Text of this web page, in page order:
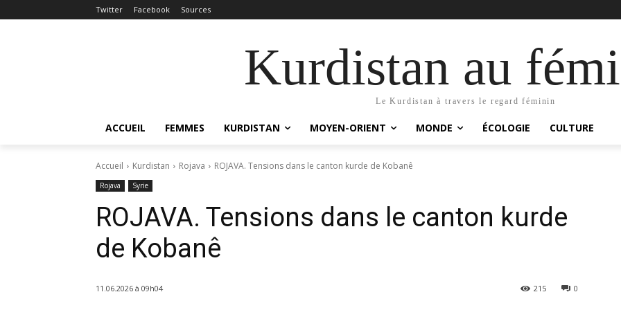
Twitter Facebook Sources
Kurdistan au
Le Kurdistan à travers le regard féminin
ACCUEIL FEMMES KURDISTAN MOYEN-ORIENT MONDE ÉCOLOGIE CULTURE
Accueil Kurdistan Rojava ROJAVA. Tensions dans le canton kurde de Kobanê
Rojava Syrie
ROJAVA. Tensions dans le canton kurde
de Kobanê
11.06.2026 à 09h04 0
215